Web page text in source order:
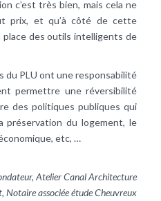
c’est très bien, mais cela ne
prix, et qu’à côté de cette
des outils intelligents de
du PLU ont une responsabilité
permettre une réversibilité
des politiques publiques qui
préservation du logement, le
etc, …
Atelier Canal Architecture
Notaire associée étude Cheuvreux